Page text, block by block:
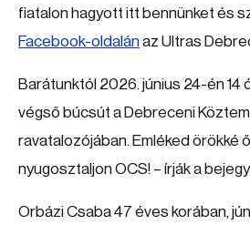
fiatalon hagyott itt bennünket és
Facebook-oldalánaz Ultras
Barátunktól 2026. június 24-én 14
végső búcsút a Debreceni
ravatalozójában. Emléked örökké
nyugosztaljon OCS! – írják a
Orbázi Csaba 47 éves korában,